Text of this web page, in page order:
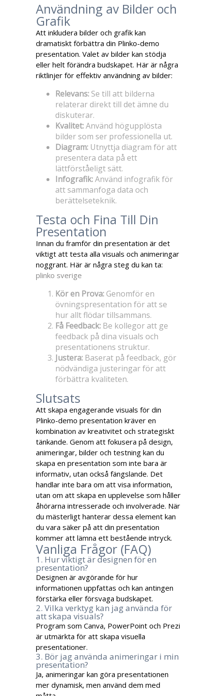
Användning av Bilder och
Grafik
Att inkludera bilder och grafik kan
dramatiskt förbättra din Plinko-demo
presentation. Valet av bilder kan stödja
eller helt förändra budskapet. Här är några
riktlinjer för effektiv användning av bilder:
Relevans: Se till att bilderna
relaterar direkt till det ämne du
diskuterar.
Kvalitet:Använd högupplösta
bilder som ser professionella ut.
Diagram: Utnyttja diagram för att
presentera data på ett
lättförståeligt sätt.
Infografik:Använd infografik för
att sammanfoga data och
berättelseteknik.
Testa och Fina Till Din
Presentation
Innan du framför din presentation är det
viktigt att testa alla visuals och animeringar
noggrant. Här är några steg du kan ta:
plinko sverige
Kör en Prova: Genomför en
övningspresentation för att se
hur allt flödar tillsammans.
Få Feedback: Be kollegor att ge
feedback på dina visuals och
presentationens struktur.
Justera: Baserat på feedback, gör
nödvändiga justeringar för att
förbättra kvaliteten.
Slutsats
Att skapa engagerande visuals för din
Plinko-demo presentation kräver en
kombination av kreativitet och strategiskt
tänkande. Genom att fokusera på design,
animeringar, bilder och testning kan du
skapa en presentation som inte bara är
informativ, utan också fängslande. Det
handlar inte bara om att visa information,
utan om att skapa en upplevelse som håller
åhörarna intresserade och involverade. När
du mästerligt hanterar dessa element kan
du vara säker på att din presentation
kommer att lämna ett bestående intryck.
Vanliga Frågor (FAQ)
1. Hur viktigt är designen för en
presentation?
Designen är avgörande för hur
informationen uppfattas och kan antingen
förstärka eller försvaga budskapet.
2. Vilka verktyg kan jag använda för
att skapa visuals?
Program som Canva, PowerPoint och Prezi
är utmärkta för att skapa visuella
presentationer.
3. Bör jag använda animeringar i min
presentation?
Ja, animeringar kan göra presentationen
mer dynamisk, men använd dem med